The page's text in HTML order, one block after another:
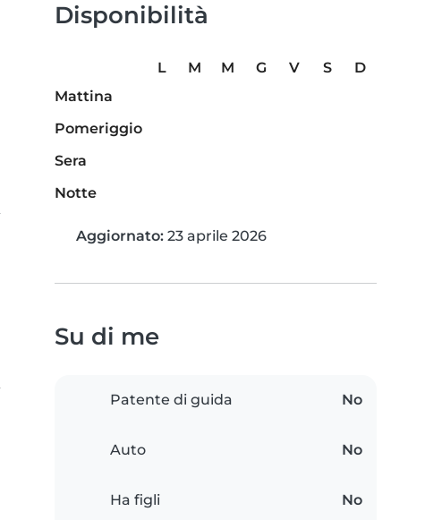
Disponibilità
L M M G V S
D
Mattina
Pomeriggio
Sera
Notte
Aggiornato: 23 aprile 2026
Su di me
Patente di guida No
Auto No
Ha figli No